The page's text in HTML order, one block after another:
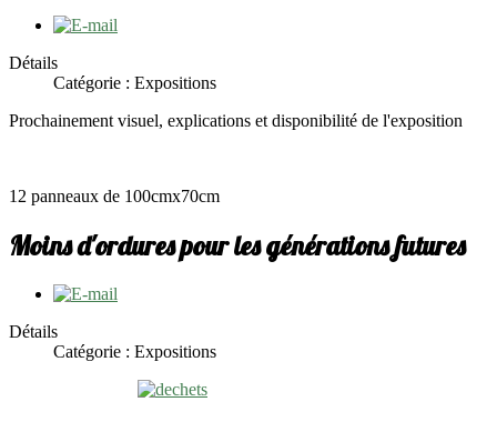
Détails
Catégorie : Expositions
Prochainement visuel, explications et disponibilité de l'exposition
12 panneaux de 100cmx70cm
Moins d'ordures pour les générations futures
Détails
Catégorie : Expositions